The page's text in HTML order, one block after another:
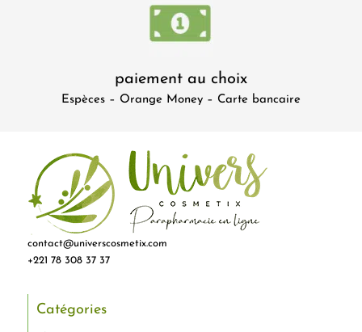
paiement au choix
Espèces – Orange Money – Carte bancaire
contact@universcosmetix.com
+221 78 308 37 37
Catégories